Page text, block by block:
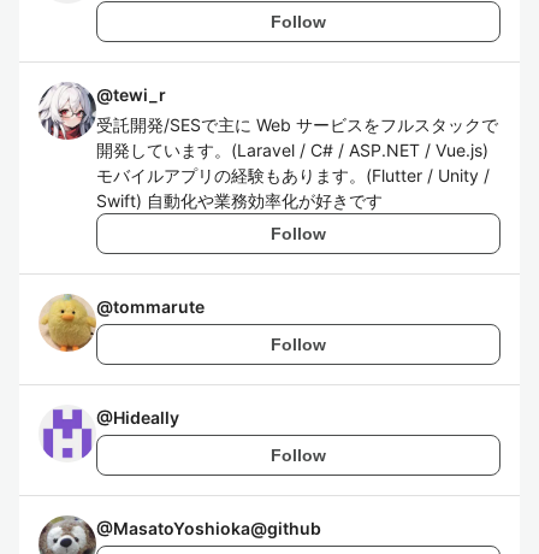
Follow
@tewi_r
受託開発/SESで主に Web サービスをフルスタックで
開発しています。(Laravel / C# / ASP.NET / Vue.js)
モバイルアプリの経験もあります。(Flutter / Unity /
Swift) 自動化や業務効率化が好きです
Follow
@tommarute
Follow
@Hideally
Follow
@MasatoYoshioka@github